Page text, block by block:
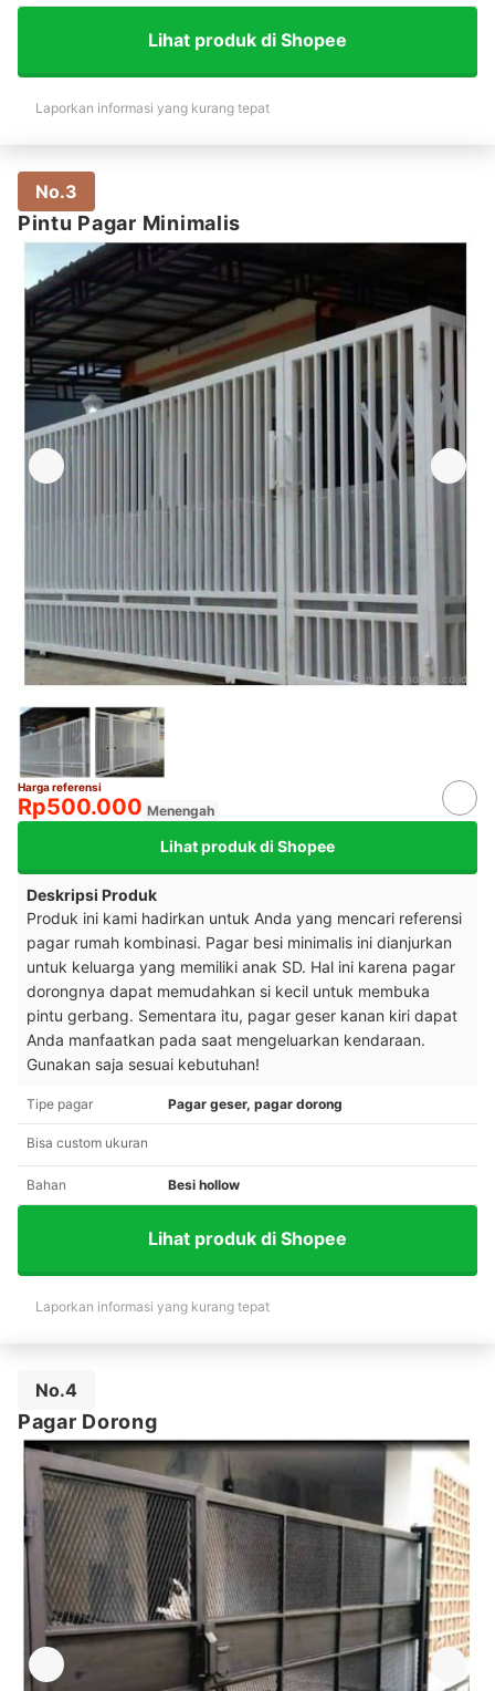
Lihat produk di Shopee
Laporkan informasi yang kurang tepat
No.3
Pintu Pagar Minimalis
Sumber: shopee.co.id
Harga referensi
Rp500.000 Menengah
Lihat produk di Shopee
Deskripsi Produk
Produk ini kami hadirkan untuk Anda yang mencari referensi
pagar rumah kombinasi. Pagar besi minimalis ini dianjurkan
untuk keluarga yang memiliki anak SD. Hal ini karena pagar
dorongnya dapat memudahkan si kecil untuk membuka
pintu gerbang. Sementara itu, pagar geser kanan kiri dapat
Anda manfaatkan pada saat mengeluarkan kendaraan.
Gunakan saja sesuai kebutuhan!
Tipe pagar Pagar geser, pagar dorong
Bisa custom ukuran
Bahan Besi hollow
Lihat produk di Shopee
Laporkan informasi yang kurang tepat
No.4
Pagar Dorong